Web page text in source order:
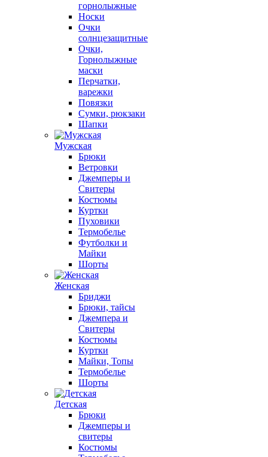
горнолыжные
Носки
Очки
солнцезащитные
Очки,
Горнолыжные
маски
Перчатки,
варежки
Повязки
Сумки, рюкзаки
Шапки
Мужская
Брюки
Ветровки
Джемперы и
Свитеры
Костюмы
Куртки
Пуховики
Термобелье
Футболки и
Майки
Шорты
Женская
Бриджи
Брюки, тайсы
Джемпера и
Свитеры
Костюмы
Куртки
Майки, Топы
Термобелье
Шорты
Детская
Брюки
Джемперы и
свитеры
Костюмы